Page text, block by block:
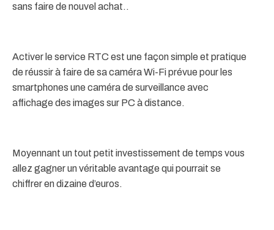
sans faire de nouvel achat..
Activer le service RTC est une façon simple et pratique
de réussir à faire de sa caméra Wi-Fi prévue pour les
smartphones une caméra de surveillance avec
affichage des images sur PC à distance.
Moyennant un tout petit investissement de temps vous
allez gagner un véritable avantage qui pourrait se
chiffrer en dizaine d’euros.